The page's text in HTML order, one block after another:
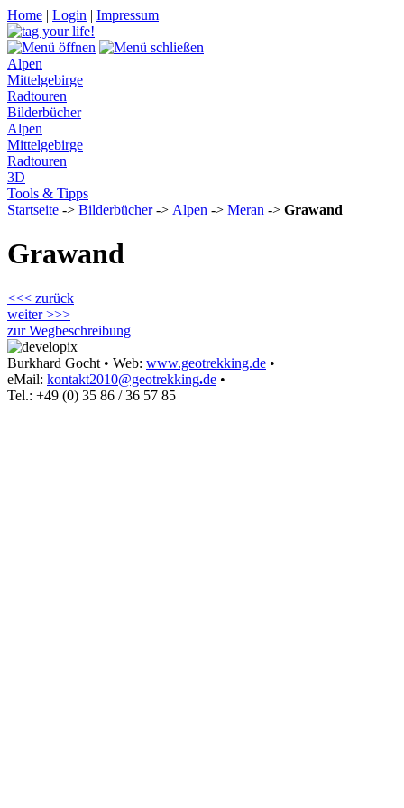
Home | Login | Impressum
Alpen
Mittelgebirge
Radtouren
Bilderbücher
Alpen
Mittelgebirge
Radtouren
3D
Tools & Tipps
Startseite -> Bilderbücher-> Alpen -> Meran -> Grawand
Grawand
<<< zurück
weiter >>>
zur Wegbeschreibung
Burkhard Gocht • Web: www.geotrekking.de •
eMail: kontakt2010@geotrekking.de •
Tel.: +49 (0) 35 86 / 36 57 85